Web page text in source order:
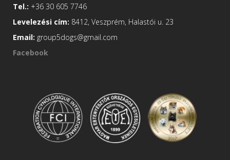
Tel.: +36 30 605 7746
Levelezési cím: 8412, Veszprém, Halastói u. 23
Email: group5dogs@gmail.com
Facebook